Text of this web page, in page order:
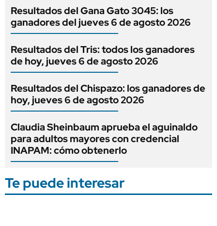
Resultados del Gana Gato 3045: los
ganadores del jueves 6 de agosto 2026
Resultados del Tris: todos los ganadores
de hoy, jueves 6 de agosto 2026
Resultados del Chispazo: los ganadores de
hoy, jueves 6 de agosto 2026
Claudia Sheinbaum aprueba el aguinaldo
para adultos mayores con credencial
INAPAM: cómo obtenerlo
Te puede interesar